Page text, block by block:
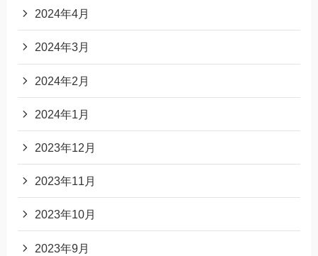
2024年4月
2024年3月
2024年2月
2024年1月
2023年12月
2023年11月
2023年10月
2023年9月